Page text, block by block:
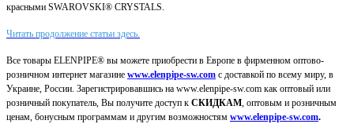
красными SWAROVSKI® CRYSTALS.
Читать продолжение статьи здесь.
Все товары ELENPIPE® вы можете приобрести в Европе в фирменном оптово-
розничном интернет магазине www.elenpipe-sw.com с доставкой по всему миру, в
Украине, России. Зарегистрировавшись на www.elenpipe-sw.com как оптовый или
розничный покупатель, Вы получите доступ к СКИДКАМ, оптовым и розничным
ценам, бонусным программам и другим возможностям www.elenpipe-sw.com.